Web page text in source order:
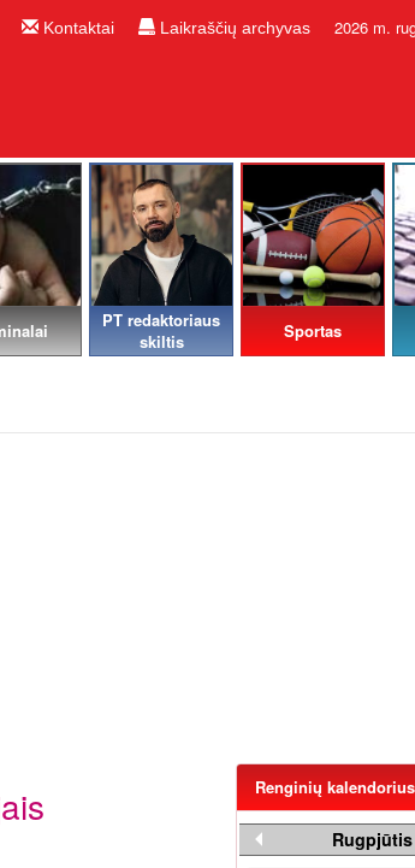
Kontaktai Laikraščių archyvas 2026 m.
PT redaktoriaus
skiltis
Sportas
Renginių kalendorius
Rugpjūtis